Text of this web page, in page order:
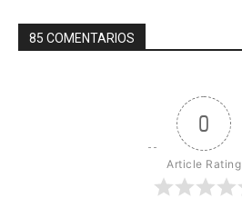
85 COMENTARIOS
0
Article Rating